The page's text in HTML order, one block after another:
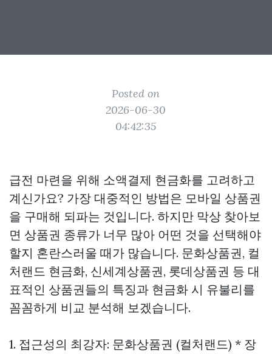
Posted on
2026-06-30
04:42:35
급전 마련을 위해 소액결제 현금화를 고려하고
계신가요? 가장 대중적인 방법은 모바일 상품권
을 구매해 되파는 것입니다. 하지만 막상 찾아보
면 상품권 종류가 너무 많아 어떤 것을 선택해야
할지 혼란스러울 때가 많습니다. 문화상품권, 컬
처랜드 현금화, 신세계상품권, 롯데상품권 등 대
표적인 상품권들의 특징과 현금화 시 유불리를
꼼꼼하게 비교 분석해 보겠습니다.
1. 접근성의 최강자: 문화상품권 (컬처랜드) * 장